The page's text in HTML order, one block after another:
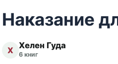
Наказание
Х Хелен Гуда
6 книг